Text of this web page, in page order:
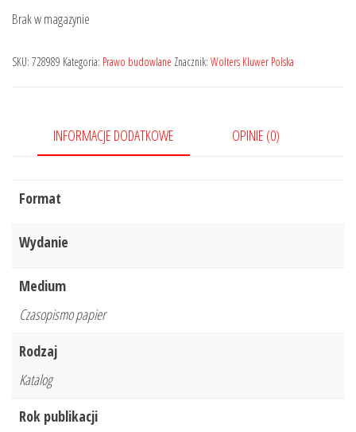
wynosiła:
329,00 zł. 246,75 zł.
Brak w magazynie
SKU: 728989 Kategoria: Prawo budowlane Znacznik: Wolters Kluwer Polska
INFORMACJE DODATKOWE OPINIE (0)
Format
Wydanie
Medium
Czasopismo papier
Rodzaj
Katalog
Rok publikacji